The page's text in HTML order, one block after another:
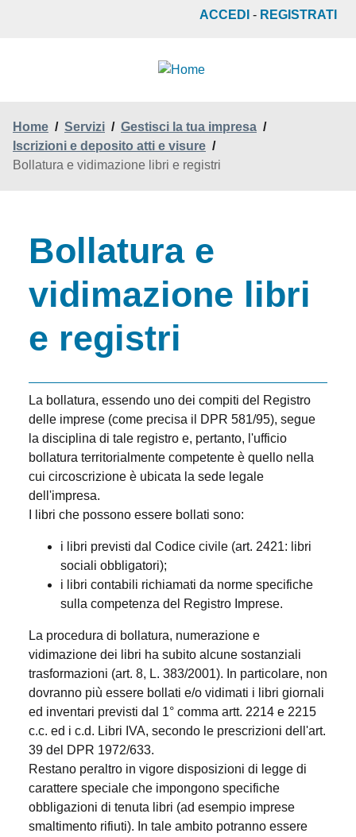
ACCEDI - REGISTRATI
Home / Servizi / Gestisci la tua impresa /
Iscrizioni e deposito atti e visure /
Bollatura e vidimazione libri e registri
Bollatura e
vidimazione libri
e registri
La bollatura, essendo uno dei compiti del Registro
delle imprese (come precisa il DPR 581/95), segue
la disciplina di tale registro e, pertanto, l'ufficio
bollatura territorialmente competente è quello nella
cui circoscrizione è ubicata la sede legale
dell'impresa.
I libri che possono essere bollati sono:
i libri previsti dal Codice civile (art. 2421: libri
sociali obbligatori);
i libri contabili richiamati da norme specifiche
sulla competenza del Registro Imprese.
La procedura di bollatura, numerazione e
vidimazione dei libri ha subito alcune sostanziali
trasformazioni (art. 8, L. 383/2001). In particolare, non
dovranno più essere bollati e/o vidimati i libri giornali
ed inventari previsti dal 1° comma artt. 2214 e 2215
c.c. ed i c.d. Libri IVA, secondo le prescrizioni dell'art.
39 del DPR 1972/633.
Restano peraltro in vigore disposizioni di legge di
carattere speciale che impongono specifiche
obbligazioni di tenuta libri (ad esempio imprese
smaltimento rifiuti). In tale ambito potranno essere